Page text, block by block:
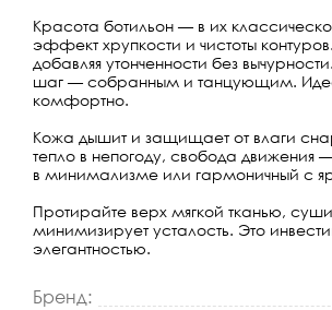
Красота ботильон — в их
эффект хрупкости и чистоты
добавляя утонченности без
шаг — собранным и танцующим.
комфортно.
Кожа дышит и защищает от влаги
тепло в непогоду, свобода движения
в минимализме или гармоничный с
Протирайте верх мягкой тканью,
минимизирует усталость. Это
элегантностью.
Бренд: